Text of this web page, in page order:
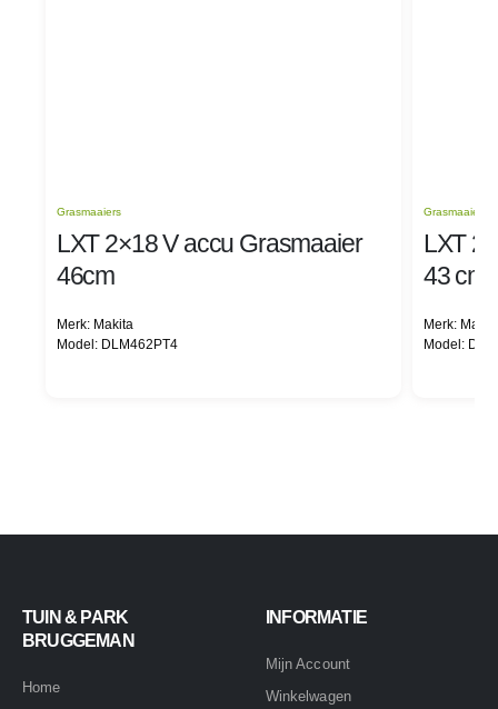
Grasmaaiers
LXT 2×18 V accu Grasmaaier
46cm
Merk: Makita
Model: DLM462PT4
Grasmaaiers
LXT
43 cm
Merk:
Model:
TUIN & PARK
BRUGGEMAN
Home
INFORMATIE
Mijn Account
Winkelwagen